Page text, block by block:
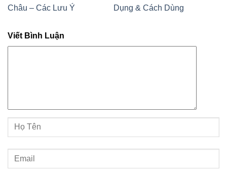
Châu – Các Lưu Ý
Dụng & Cách Dùng
Viết Bình Luận